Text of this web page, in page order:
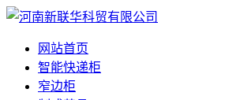
网站首页
智能快递柜
窄边柜